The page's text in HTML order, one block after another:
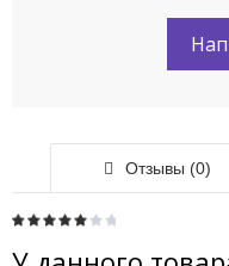
Отзывы (0)